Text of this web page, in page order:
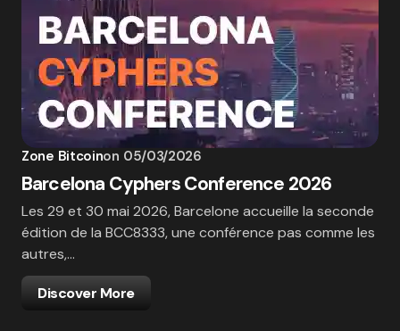
Zone Bitcoinon 05/03/2026
Barcelona Cyphers Conference 2026
Les 29 et 30 mai 2026, Barcelone accueille la seconde
édition de la BCC8333, une conférence pas comme les
autres,…
Discover More